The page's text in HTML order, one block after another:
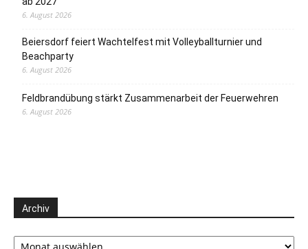
6. August 2026
Beiersdorf feiert Wachtelfest mit Volleyballturnier und
Beachparty
6. August 2026
Feldbrandübung stärkt Zusammenarbeit der Feuerwehren
6. August 2026
Archiv
Archiv